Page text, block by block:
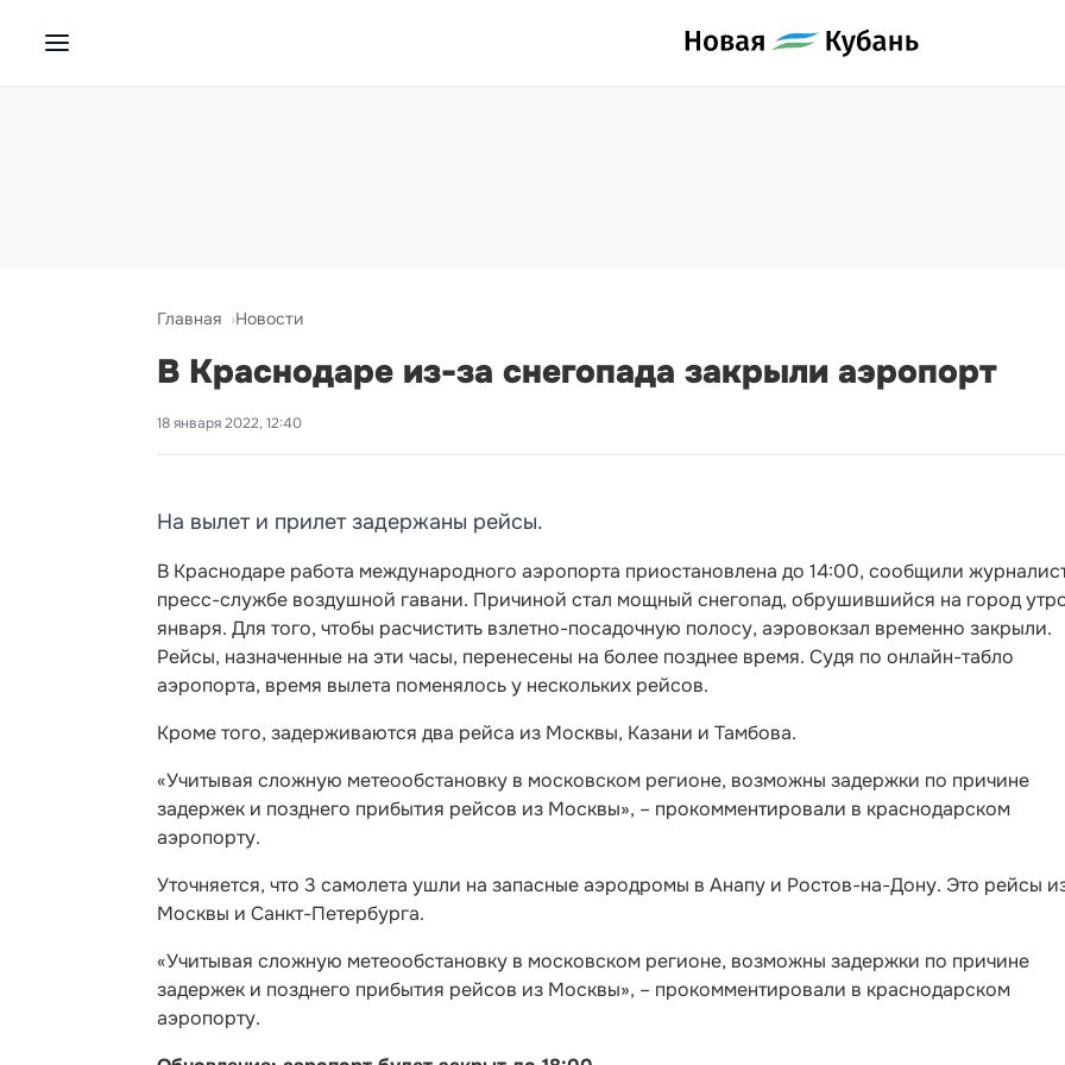
Главная Новости
В Краснодаре из-за снегопада закрыли аэропорт
18 января 2022, 12:40
На вылет и прилет задержаны рейсы.
В Краснодаре работа международного аэропорта приостановлена до 14:00, сообщили
пресс-службе воздушной гавани. Причиной стал мощный снегопад, обрушившийся на город
января. Для того, чтобы расчистить взлетно-посадочную полосу, аэровокзал временно закрыли.
Рейсы, назначенные на эти часы, перенесены на более позднее время. Судя по онлайн-табло
аэропорта, время вылета поменялось у нескольких рейсов.
Кроме того, задерживаются два рейса из Москвы, Казани и Тамбова.
«Учитывая сложную метеообстановку в московском регионе, возможны задержки по причине
задержек и позднего прибытия рейсов из Москвы», – прокомментировали в краснодарском
аэропорту.
Уточняется, что 3 самолета ушли на запасные аэродромы в Анапу и Ростов-на-Дону. Это рейсы
Москвы и Санкт-Петербурга.
«Учитывая сложную метеообстановку в московском регионе, возможны задержки по причине
задержек и позднего прибытия рейсов из Москвы», – прокомментировали в краснодарском
аэропорту.